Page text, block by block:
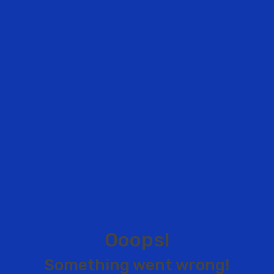
Ooops!
Something went wrong!